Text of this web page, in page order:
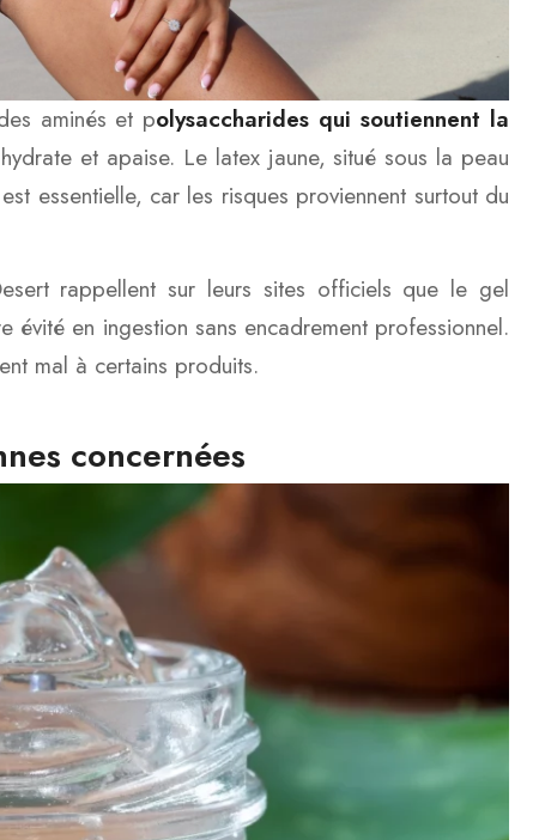
aminés et polysaccharides qui soutiennent la
et apaise. Le latex jaune, situé sous la peau
essentielle, car les risques proviennent surtout du
rappellent sur leurs sites officiels que le gel
en ingestion sans encadrement professionnel.
mal à certains produits.
concernées